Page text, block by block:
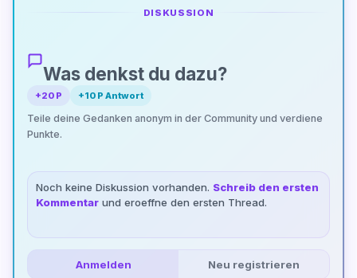
DISKUSSION
Was denkst du dazu?
+20 P +10 P Antwort
Teile deine Gedanken anonym in der Community und verdiene
Punkte.
Noch keine Diskussion vorhanden. Schreib den ersten
Kommentar und eroeffne den ersten Thread.
Anmelden Neu registrieren